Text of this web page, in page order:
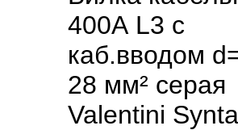
400А L3 с
каб.вводом
28 мм² серая
Valentini